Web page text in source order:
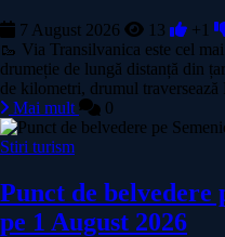
7 August 2026 13
+1
🥾 Via Transilvanica este cel
drumeție de lungă distanță din
de kilometri, drumul traversează
Mai mult
0
Stiri turism
Punct de belvedere
pe 1 August 2026